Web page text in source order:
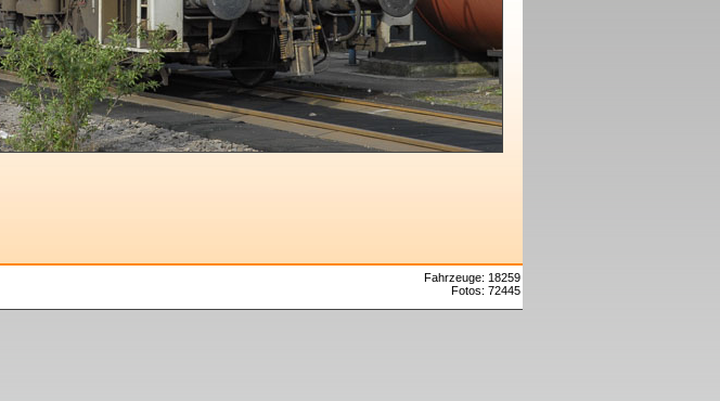
Fahrzeuge: 18259
Fotos: 72445